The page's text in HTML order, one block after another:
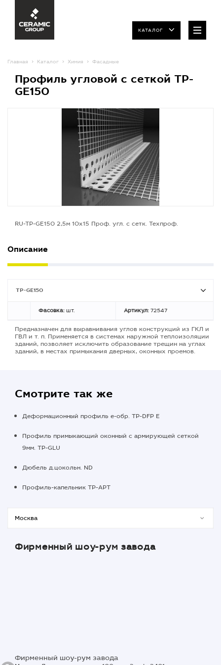
КАТАЛОГ
Главная Каталог Химия Фасадные
Профиль угловой с сеткой TP-
GE150
RU-TP-GE150 2,5м 10х15 Проф. угл. с сетк. Техпроф.
Описание
TP-GE150
Фасовка: шт. Артикул: 72547
Предназначен для выравнивания углов конструкций из ГКЛ и
ГВЛ и т. п. Применяется в системах наружной теплоизоляции
зданий, позволяет исключить образование трещин на углах
зданий, в местах примыкания дверных, оконных проемов.
Смотрите так же
Деформационный профиль е-обр. TP-DFP E
Профиль примыкающий оконный с армирующей сеткой
9мм. TP-GLU
Дюбель д.цокольн. ND
Профиль-капельник TP-APT
Фирменный шоу-рум завода
Фирменный шоу-рум завода